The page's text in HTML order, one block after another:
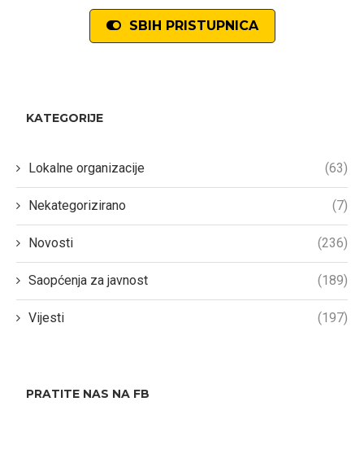
SBIH PRISTUPNICA
KATEGORIJE
Lokalne organizacije (63)
Nekategorizirano (7)
Novosti (236)
Saopćenja za javnost (189)
Vijesti (197)
PRATITE NAS NA FB